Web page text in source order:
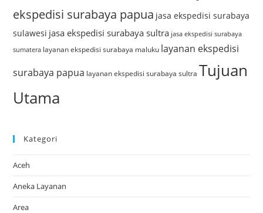
ekspedisi surabaya papua jasa ekspedisi surabaya
sulawesi jasa ekspedisi surabaya sultra jasa ekspedisi surabaya
sumatera layanan ekspedisi surabaya maluku layanan ekspedisi
surabaya papua layanan ekspedisi surabaya sultra Tujuan
Utama
Kategori
Aceh
Aneka Layanan
Area